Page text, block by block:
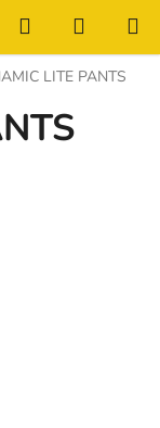
Hľadať
KOŠÍK
LITE PANTS